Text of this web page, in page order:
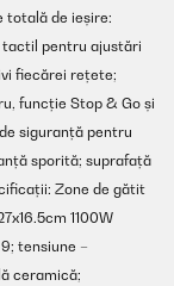
totală de ieșire:
pentru ajustări
fiecărei rețete;
funcție Stop & Go și
siguranță pentru
sporită; suprafață
Zone de gătit
1100W
tensiune –
ceramică;